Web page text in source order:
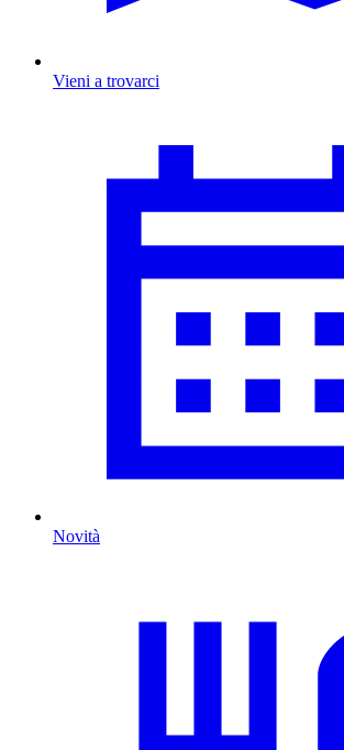
Vieni a trovarci
Novità